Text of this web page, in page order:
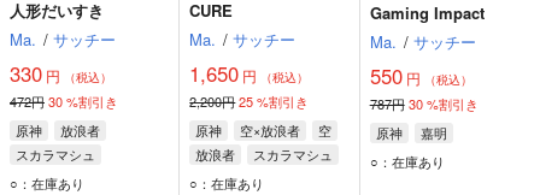
人形だいすき
Ma. / サッチー
330 円 （税込）
472円30%割引き
原神
放浪者
スカラマシュ
○：在庫あり
CURE
Ma. / サッチー
1,650 円 （税込）
2,200円25 %割引き
原神
空×放浪者
空
放浪者
スカラマシュ
○：在庫あり
Gaming Impact
Ma. / サッチー
550円 （税込）
787円 30 %割引き
原神
嘉明
○：在庫あり